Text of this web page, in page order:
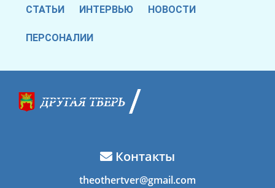
СТАТЬИ ИНТЕРВЬЮ НОВОСТИ
ПЕРСОНАЛИИ
Контакты
theothertver@gmail.com